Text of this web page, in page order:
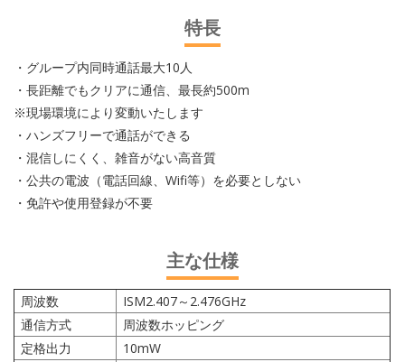
特長
・グループ内同時通話最大10人
・長距離でもクリアに通信、最長約500m
※現場環境により変動いたします
・ハンズフリーで通話ができる
・混信しにくく、雑音がない高音質
・公共の電波（電話回線、Wifi等）を必要としない
・免許や使用登録が不要
主な仕様
周波数
ISM2.407～2.476GHz
通信方式
周波数ホッピング
定格出力
10mW